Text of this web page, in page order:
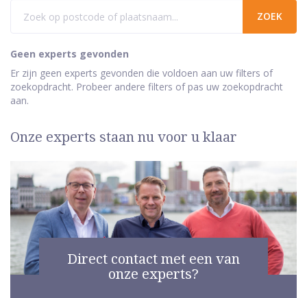
Geen experts gevonden
Er zijn geen experts gevonden die voldoen aan uw filters of
zoekopdracht. Probeer andere filters of pas uw zoekopdracht
aan.
Onze experts staan nu voor u klaar
Direct contact met een van
onze experts?